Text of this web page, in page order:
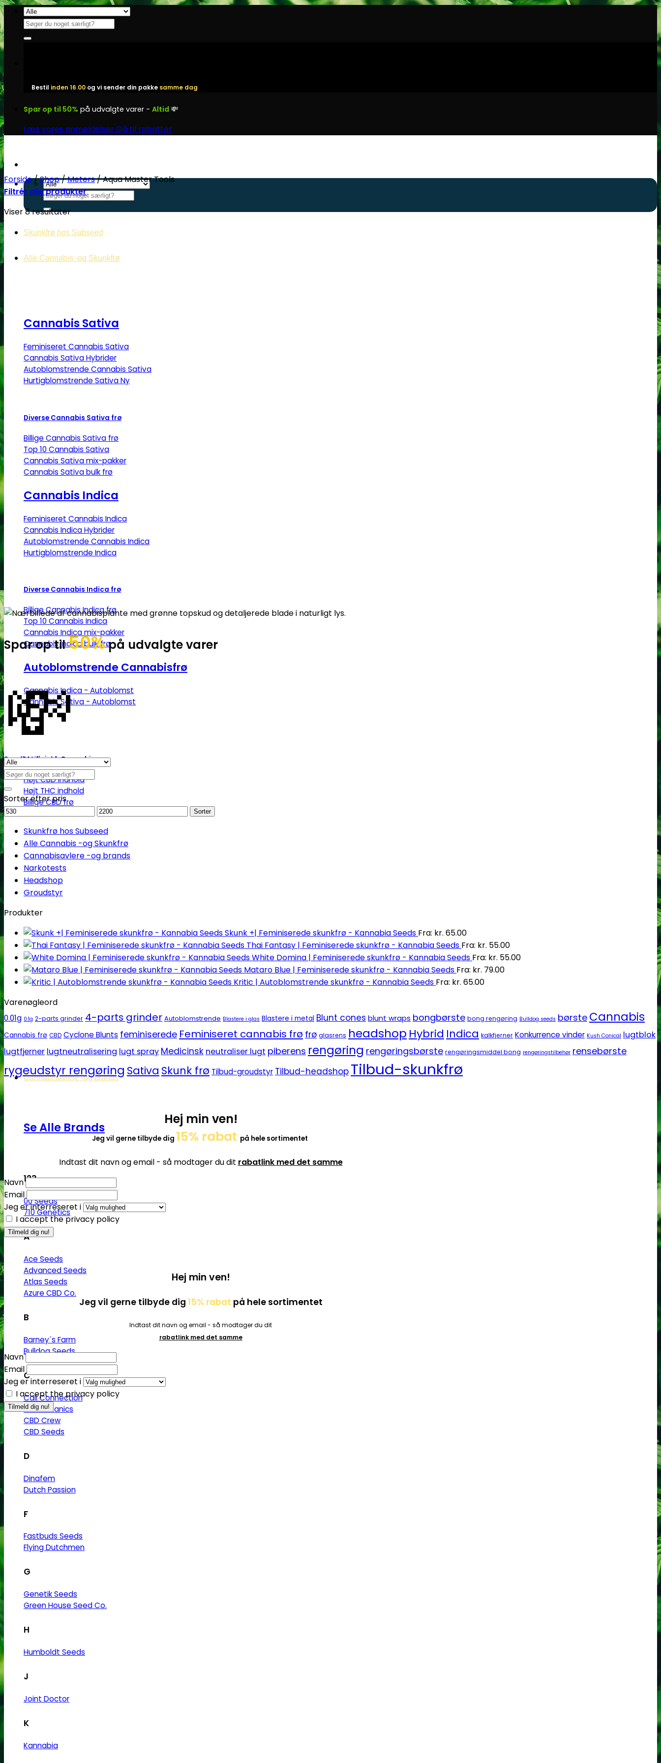
Fortsæt
indhold
Søg
efter:
Bestil inden 16.00 og vi sender din pakke samme dag
Spar op til 50% på udvalgte varer - Altid 💸
Læs vores anmeldelserGå til rabatter
Søg
efter:
Skunkfrø hos Subseed
Alle Cannabis -og Skunkfrø
Cannabis Sativa
Feminiseret Cannabis Sativa
Cannabis Sativa Hybrider
Autoblomstrende Cannabis Sativa
Hurtigblomstrende Sativa
Diverse Cannabis Sativa frø
Billige Cannabis Sativa frø
Top 10 Cannabis Sativa
Cannabis Sativa mix-pakker
Cannabis Sativa bulk frø
Cannabis Indica
Feminiseret Cannabis Indica
Cannabis Indica Hybrider
Autoblomstrende Cannabis Indica
Hurtigblomstrende Indica
Diverse Cannabis Indica frø
Billige Cannabis Indica frø
Top 10 Cannabis Indica
Cannabis Indica mix-pakker
Cannabis Indica bulk frø
Autoblomstrende Cannabisfrø
Cannabis Indica - Autoblomst
Cannabis Sativa - Autoblomst
Medicinsk Cannabis
Højt CBD indhold
Højt THC indhold
Billige CBD frø
Cannabisavlere -og brands
Se Alle Brands
123
00 Seeds
710 Genetics
A
Ace Seeds
Advanced Seeds
Atlas Seeds
Azure CBD Co.
B
Barney´s Farm
Bulldog Seeds
C
Cali Connection
CBD Botanics
CBD Crew
CBD Seeds
D
Dinafem
Dutch Passion
F
Fastbuds Seeds
Flying Dutchmen
G
Genetik Seeds
Green House Seed Co.
H
Humboldt Seeds
J
Joint Doctor
K
Kannabia
Forside/Shop/Meters/Aqua Master Tools
Filtrér alle produkter
Viser 8 resultater
Spar op til50%på udvalgte varer
💸
Se alle tilbud her
Søg
efter:
Sorter efter pris
Mindstepris
Maks.
Sorter
Skunkfrø hos Subseed
Alle Cannabis -og Skunkfrø
Cannabisavlere -og brands
Narkotests
Headshop
Groudstyr
Produkter
Skunk +| Feminiserede skunkfrø - Kannabia Seeds Fra: kr. 65.00
Thai Fantasy | Feminiserede skunkfrø - Kannabia Seeds Fra: kr. 55.00
White Domina | Feminiserede skunkfrø - Kannabia Seeds Fra: kr. 55.00
Mataro Blue | Feminiserede skunkfrø - Kannabia Seeds Fra: kr. 79.00
Kritic | Autoblomstrende skunkfrø - Kannabia Seeds Fra: kr. 65.00
Varenøgleord
0.01g 0.1g 2-parts grinder 4-parts grinder Autoblomstrende Blastere i glas Blastere i metal Blunt cones blunt wraps bongbørste bong rengøring Bulldog seeds børste Cannabis
Cannabis frø CBD Cyclone Blunts feminiserede Feminiseret cannabis frø frø glasrens headshop Hybrid Indica kalkfjerner Konkurrence vinder Kush Conical lugtblok
lugtfjerner lugtneutralisering lugt spray Medicinsk neutraliser lugt piberens rengøring rengøringsbørste rengøringsmiddel bong rengøringstilbehør rensebørste
rygeudstyr rengøring Sativa Skunk frø Tilbud-groudstyr Tilbud-headshop Tilbud-skunkfrø
Hej min ven!
Jeg vil gerne tilbyde dig 15% rabat på hele sortimentet
Indtast dit navn og email - så modtager du dit rabatlink med det samme
Navn
Email
Jeg er interreseret i
I accept the privacy policy
Hej min ven!
Jeg vil gerne tilbyde dig 15% rabat på hele sortimentet
Indtast dit navn og email - så modtager du dit
rabatlink med det samme
Navn
Email
Jeg er interreseret i
I accept the privacy policy